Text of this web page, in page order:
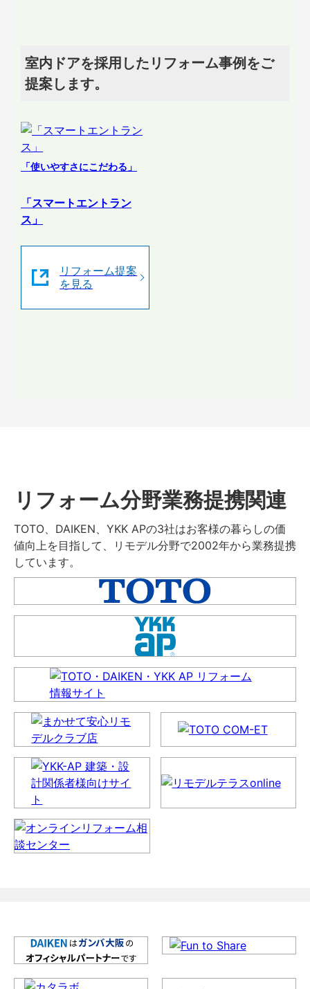
室内ドアを採用したリフォーム事例をご
提案します。
「使いやすさにこだわる」
「スマートエントラン
ス」
リフォーム提案
を見る
リフォーム分野業務提携関連
TOTO、DAIKEN、YKK APの3社はお客様の暮らしの価
値向上を目指して、リモデル分野で2002年から業務提携
しています。